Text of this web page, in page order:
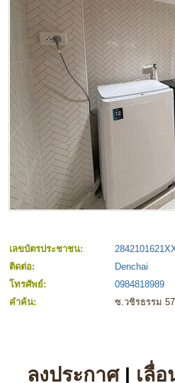
เลขบัตรประชาชน:
ติดต่อ:
Denchai
โทรศัพย์:
0984818989
คำค้น:
ซ.วชิรธรรม 57
ลงประกาศ| เลื่